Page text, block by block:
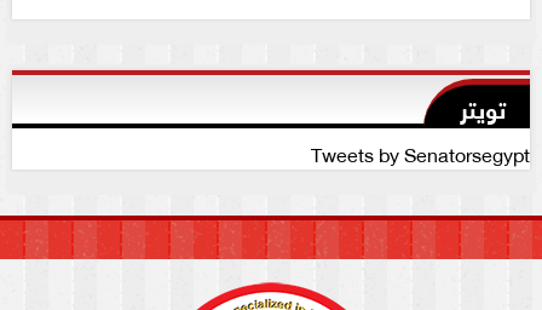
تويتر
Tweets by Senatorsegypt